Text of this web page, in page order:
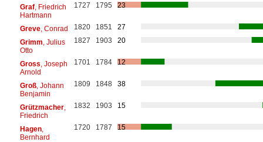
Graf, Friedrich
Hartmann
1727 1795 23
Greve, Conrad 1820 1851
27
Grimm , Julius
Otto
1827 1903 20
Gross , Joseph
Arnold
1701 1784 12
Groß, Johann
Benjamin
1809 1848 38
Grützmacher,
Friedrich
1832 1903 15
Hagen,
Bernhard
1720 1787 15